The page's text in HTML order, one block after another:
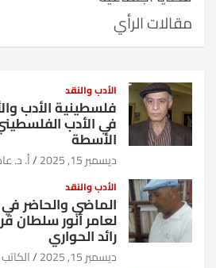
مقالات الرأي
الأدب والنقد
فلسطينية الأدب
في الأدب
الأسطة
ديسمبر 15, 2025 أ. د.
الأدب والنقد
الماضي والحاضر في
لعامر أنور سلطان
رائد الحواري
ديسمبر 15, 2025